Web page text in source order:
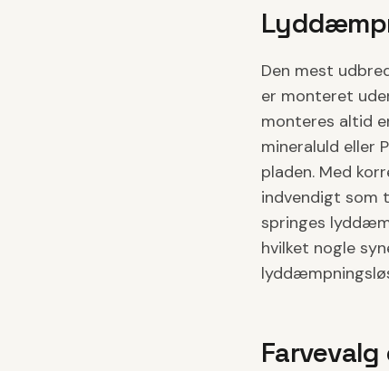
Den mest
er monteret
monteres altid
mineraluld eller
pladen. Med
indvendigt som
springes
hvilket nogle